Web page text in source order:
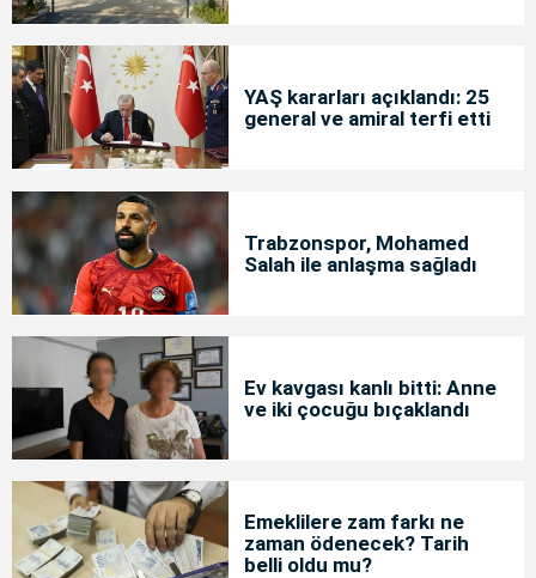
YAŞ kararları açıklandı: 25
general ve amiral terfi etti
Trabzonspor, Mohamed
Salah ile anlaşma sağladı
Ev kavgası kanlı bitti: Anne
ve iki çocuğu bıçaklandı
Emeklilere zam farkı ne
zaman ödenecek? Tarih
belli oldu mu?